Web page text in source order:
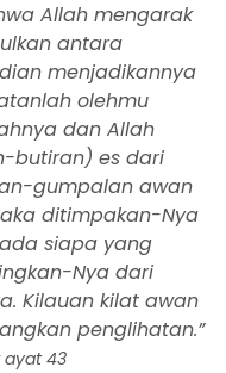
Allah mengarak
antara
menjadikannya
olehmu
dan Allah
butiran) es dari
gumpalan awan
ditimpakan-Nya
siapa yang
Nya dari
Kilauan kilat awan
penglihatan.”
ayat 43